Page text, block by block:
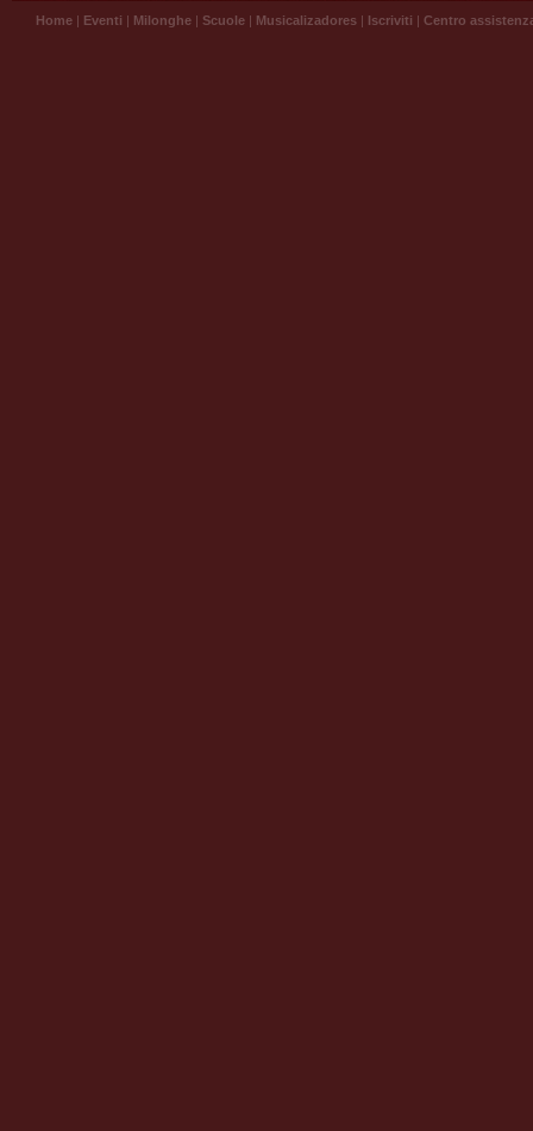
Home | Eventi | Milonghe | Scuole | Musicalizadores | Iscriviti | Centro